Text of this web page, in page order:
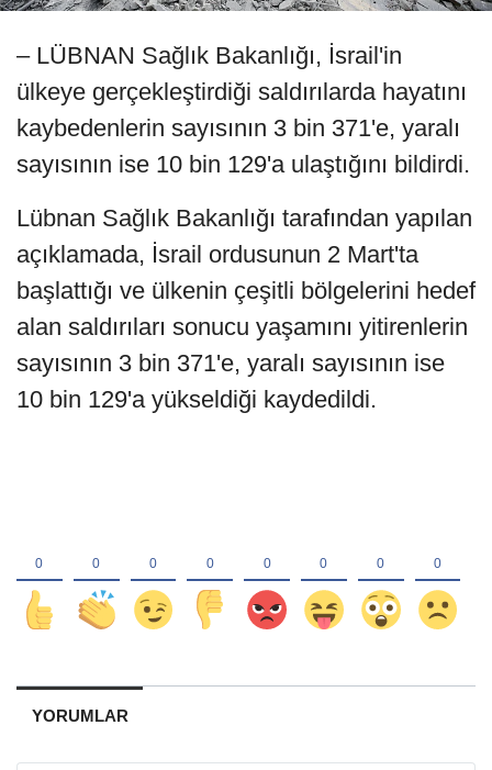
– LÜBNAN Sağlık Bakanlığı, İsrail'in
ülkeye gerçekleştirdiği saldırılarda hayatını
kaybedenlerin sayısının 3 bin 371'e, yaralı
sayısının ise 10 bin 129'a ulaştığını bildirdi.
Lübnan Sağlık Bakanlığı tarafından yapılan
açıklamada, İsrail ordusunun 2 Mart'ta
başlattığı ve ülkenin çeşitli bölgelerini hedef
alan saldırıları sonucu yaşamını yitirenlerin
sayısının 3 bin 371'e, yaralı sayısının ise
10 bin 129'a yükseldiği kaydedildi.
YORUMLAR